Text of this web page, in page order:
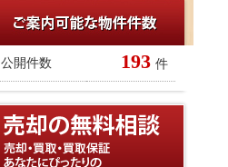
公開件数 193 件